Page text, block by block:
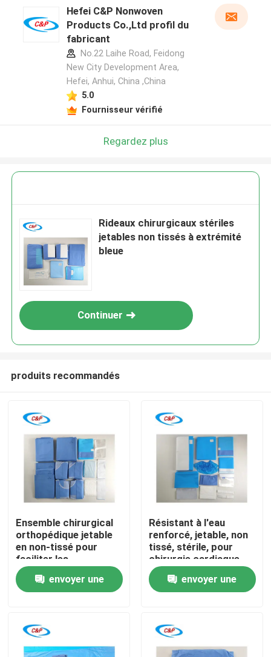
À la maison
Vidéos
Hefei C&P Nonwoven
Products Co.,Ltd profil du
fabricant
No.22 Laihe Road, Feidong
New City Development Area,
Hefei, Anhui, China ,China
5.0
Fournisseur vérifié
Regardez plus
Rideaux chirurgicaux stériles
jetables non tissés à extrémité
bleue
Continuer
produits recommandés
Ensemble chirurgical
orthopédique jetable
en non-tissé pour
faciliter les
procédures
orthopédiques sûres
envoyer une
Résistant à l'eau
renforcé, jetable, non
tissé, stérile, pour
chirurgie cardiaque,
kit de drapes pour
chirurgie cardiaque
envoyer une